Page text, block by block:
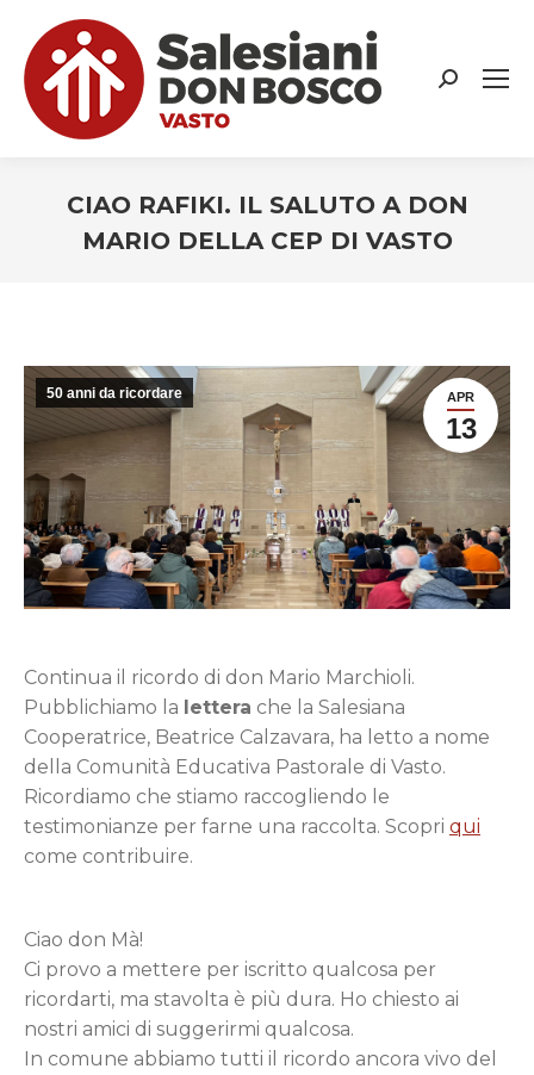
Search:
CIAO RAFIKI. IL SALUTO A DON
MARIO DELLA CEP DI VASTO
APR
13
50 anni da ricordare
Continua il ricordo di don Mario Marchioli.
Pubblichiamo la lettera che la Salesiana
Cooperatrice, Beatrice Calzavara, ha letto a nome
della Comunità Educativa Pastorale di Vasto.
Ricordiamo che stiamo raccogliendo le
testimonianze per farne una raccolta. Scopri qui
come contribuire.
Ciao don Mà!
Ci provo a mettere per iscritto qualcosa per
ricordarti, ma stavolta è più dura. Ho chiesto ai
nostri amici di suggerirmi qualcosa.
In comune abbiamo tutti il ricordo ancora vivo del